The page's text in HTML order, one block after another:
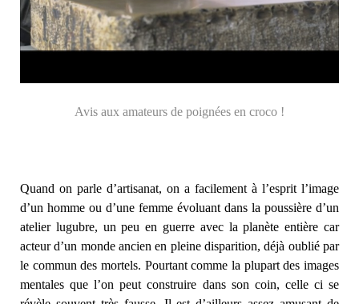
Avis aux amateurs de poignées en croco !
Quand on parle d’artisanat, on a facilement à l’esprit l’image
d’un homme ou d’une femme évoluant dans la poussière d’un
atelier lugubre, un peu en guerre avec la planète entière car
acteur d’un monde ancien en pleine disparition, déjà oublié par
le commun des mortels. Pourtant comme la plupart des images
mentales que l’on peut construire dans son coin, celle ci se